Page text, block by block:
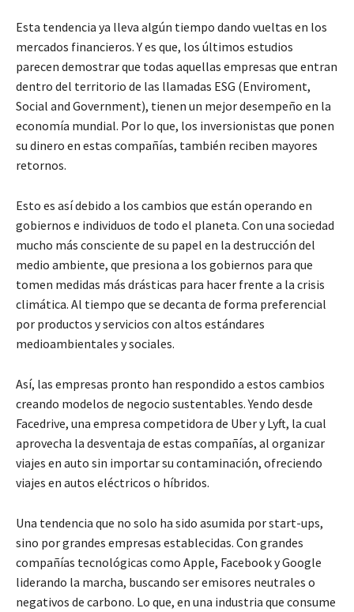
Esta tendencia ya lleva algún tiempo dando vueltas en los
mercados financieros. Y es que, los últimos estudios
parecen demostrar que todas aquellas empresas que entran
dentro del territorio de las llamadas ESG (Enviroment,
Social and Government), tienen un mejor desempeño en la
economía mundial. Por lo que, los inversionistas que ponen
su dinero en estas compañías, también reciben mayores
retornos.
Esto es así debido a los cambios que están operando en
gobiernos e individuos de todo el planeta. Con una sociedad
mucho más consciente de su papel en la destrucción del
medio ambiente, que presiona a los gobiernos para que
tomen medidas más drásticas para hacer frente a la crisis
climática. Al tiempo que se decanta de forma preferencial
por productos y servicios con altos estándares
medioambientales y sociales.
Así, las empresas pronto han respondido a estos cambios
creando modelos de negocio sustentables. Yendo desde
Facedrive, una empresa competidora de Uber y Lyft, la cual
aprovecha la desventaja de estas compañías, al organizar
viajes en auto sin importar su contaminación, ofreciendo
viajes en autos eléctricos o híbridos.
Una tendencia que no solo ha sido asumida por start-ups,
sino por grandes empresas establecidas. Con grandes
compañías tecnológicas como Apple, Facebook y Google
liderando la marcha, buscando ser emisores neutrales o
negativos de carbono. Lo que, en una industria que consume